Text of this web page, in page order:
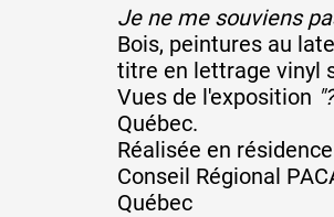
Événements
1% œuvres
public
Je ne me souviens
Bois, peintures au
titre en lettrage vinyl
Vues de l'exposition
Québec.
Réalisée en
Conseil Régional
Québec